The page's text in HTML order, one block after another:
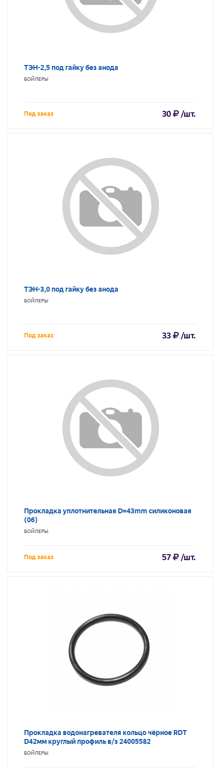
ТЭН-2,5 под гайку без анода
БОЙЛЕРЫ
Под заказ 30 /шт.
ТЭН-3,0 под гайку без анода
БОЙЛЕРЫ
Под заказ 33 /шт.
Прокладка уплотнительная D=43mm силиконовая
(06)
БОЙЛЕРЫ
Под заказ 57 /шт.
Прокладка водонагревателя кольцо чёрное RDT
D42мм круглый профиль в/з 24005582
БОЙЛЕРЫ